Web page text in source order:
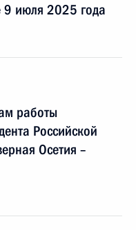
9 июля 2025 года
работы
Российской
Осетия –